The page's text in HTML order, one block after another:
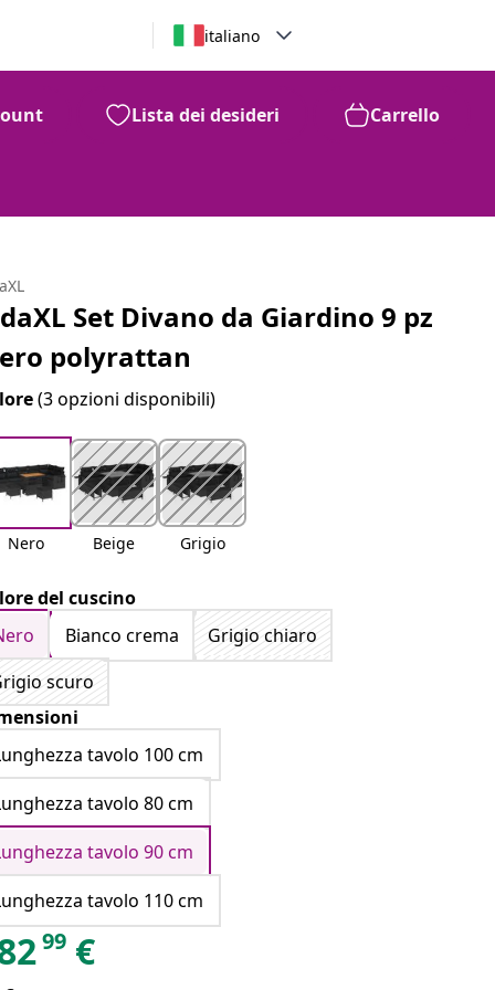
italiano
Lista dei desideri Carrello
Set Divano da Giardino 9 pz
polyrattan
(3 opzioni disponibili)
Nero Beige Grigio
del cuscino
Bianco crema
Grigio chiaro
scuro
tavolo 100 cm
tavolo 80 cm
tavolo 90 cm
tavolo 110 cm
99 €